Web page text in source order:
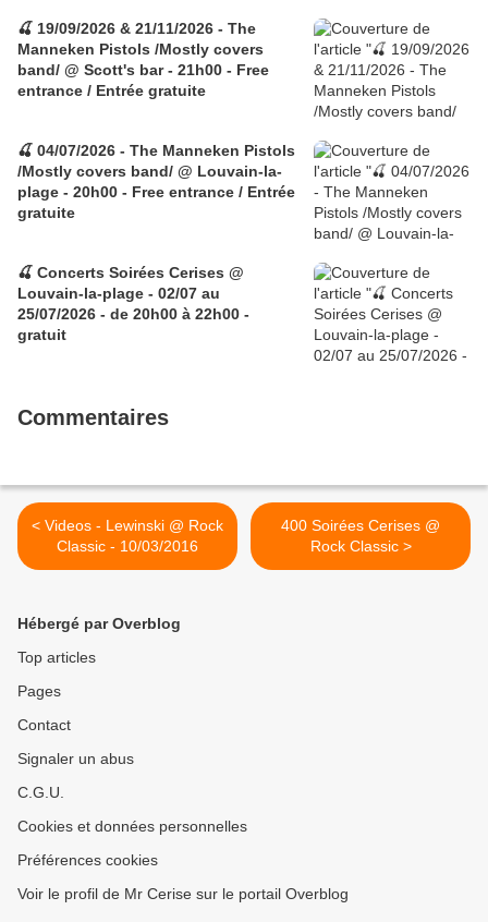
🍒 19/09/2026 & 21/11/2026 - The
Manneken Pistols /Mostly covers
band/ @ Scott's bar - 21h00 - Free
entrance / Entrée gratuite
🍒 04/07/2026 - The Manneken Pistols
/Mostly covers band/ @ Louvain-la-
plage - 20h00 - Free entrance / Entrée
gratuite
🍒 Concerts Soirées Cerises @
Louvain-la-plage - 02/07 au
25/07/2026 - de 20h00 à 22h00 -
gratuit
Commentaires
< Videos - Lewinski @ Rock
Classic - 10/03/2016
400 Soirées Cerises @
Rock Classic >
Hébergé par Overblog
Top articles
Pages
Contact
Signaler un abus
C.G.U.
Cookies et données personnelles
Préférences cookies
Voir le profil de Mr Cerise sur le portail Overblog